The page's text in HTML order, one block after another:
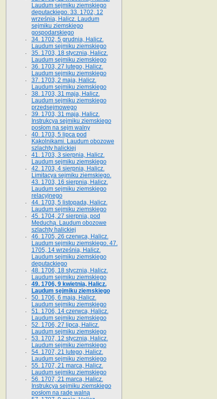
Laudum sejmiku ziemskiego
deputackiego. 33. 1702, 12
września, Halicz. Laudum
sejmiku ziemskiego
gospodarskiego
34. 1702, 5 grudnia, Halicz.
Laudum sejmiku ziemskiego
35. 1703, 18 stycznia, Halicz.
Laudum sejmiku ziemskiego
36. 1703, 27 lutego, Halicz.
Laudum sejmiku ziemskiego
37. 1703, 2 maja, Halicz.
Laudum sejmiku ziemskiego
38. 1703, 31 maja, Halicz.
Laudum sejmiku ziemskiego
przedsejmowego
39. 1703, 31 maja, Halicz.
Instrukcya sejmiku ziemskiego
posłom na sejm walny
40. 1703, 5 lipca pod
Kąkolnikami. Laudum obozowe
szlachty halickiej
41­. 1703, 3 sierpnia, Halicz.
Laudum sejmiku ziemskiego
42. 1703, 4 sierpnia, Halicz.
Limitacya sejmiku ziemskiego.
43. 1703, 16 sierpnia, Halicz.
Laudum sejmiku ziemskiego
relacyjnego
44. 1703, 5 listopada, Halicz.
Laudum sejmiku ziemskiego
45. 1704, 27 sierpnia, pod
Meduchą. Laudum obozowe
szlachty halickiej
46. 1705, 26 czerwca, Halicz.
Laudum sejmiku ziemskiego. 47.
1705, 14 września, Halicz.
Laudum sejmiku ziemskiego
deputackiego
48. 1706, 18 stycznia, Halicz.
Laudum sejmiku ziemskiego
49. 1706, 9 kwietnia, Halicz.
Laudum sejmiku ziemskiego
50. 1706, 6 maja, Halicz.
Laudum sejmiku ziemskiego
51. 1706, 14 czerwca, Halicz.
Laudum sejmiku ziemskiego
52. 1706, 27 lipca, Halicz.
Laudum sejmiku ziemskiego
53. 1707, 12 stycznia, Halicz.
Laudum sejmiku ziemskiego
54. 1707, 21 lutego, Halicz.
Laudum sejmiku ziemskiego
55. 1707, 21 marca, Halicz.
Laudum sejmiku ziemskiego
56. 1707, 21 marca, Halicz.
Instrukcya sejmiku ziemskiego
posłom na radę walną